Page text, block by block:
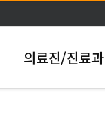
의료진/진료과